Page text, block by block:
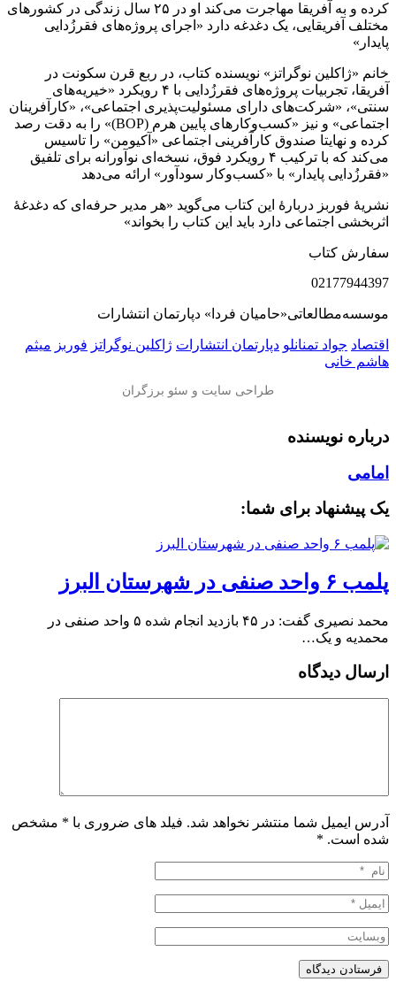
کرده و به آفریقا مهاجرت می‌کند او در ۲۵ سال زندگی در کشورهای
مختلف آفریقایی، یک دغدغه دارد «اجرای پروژه‌های فقرزُدایی
پایدار»
خانم «ژاکلین نوگراتز» نویسنده کتاب، در ربع قرن سکونت در
آفریقا، تجربیات پروژه‌های فقرزُدایی با ۴ رویکرد «خیریه‌های
سنتی»، «شرکت‌های دارای مسئولیت‌پذیری اجتماعی»، «کارآفرینان
اجتماعی» و نیز «کسب‌وکارهای پایین هرم (BOP)» را به دقت رصد
کرده و نهایتا صندوق کارآفرینی اجتماعی «آکیومن» را تاسیس
می‌کند که با ترکیب ۴ رویکرد فوق، نسخه‌ای نوآورانه برای تلفیق
«فقرزُدایی پایدار» با «کسب‌وکار سودآور» ارائه می‌دهد
نشریهٔ فوربز دربارهٔ این کتاب می‌گوید «هر مدیر حرفه‌ای که دغدغهٔ
اثربخشی اجتماعی دارد باید این کتاب را بخواند»
سفارش کتاب
02177944397
موسسه‌مطالعاتی«حامیان فردا» دپارتمان انتشارات
اقتصاد جواد تمنانلو دپارتمان انتشارات ژاکلین نوگراتز فوربز میثم
هاشم خانی
درباره نویسنده
امامی
یک پیشنهاد برای شما:
پلمب ۶ واحد صنفی در شهرستان البرز
محمد نصیری گفت: در ۴۵ بازدید انجام شده ۵ واحد صنفی در
محمدیه و یک…
ارسال دیدگاه
آدرس ایمیل شما منتشر نخواهد شد. فیلد های ضروری با * مشخص
شده است. *